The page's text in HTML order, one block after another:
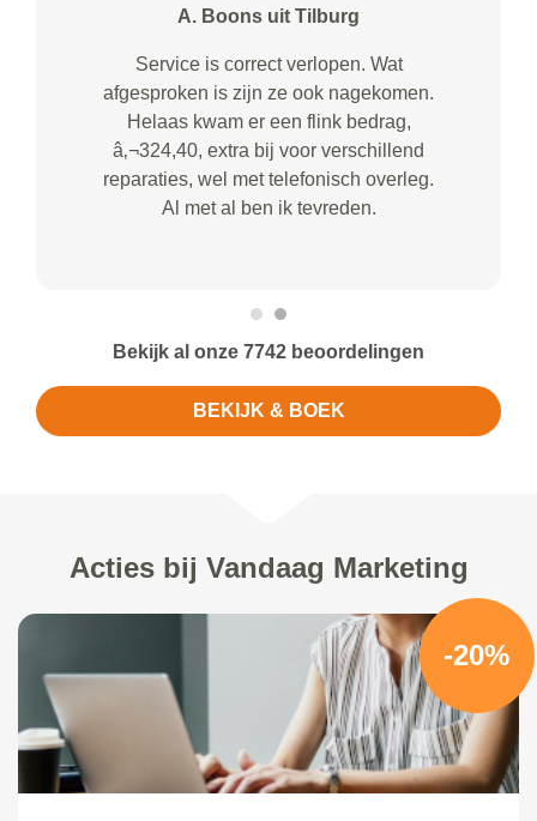
A. Boons uit Tilburg
Service is correct verlopen. Wat
afgesproken is zijn ze ook nagekomen.
Helaas kwam er een flink bedrag,
â‚¬324,40, extra bij voor verschillend
reparaties, wel met telefonisch overleg.
Al met al ben ik tevreden.
Bekijk al onze 7742 beoordelingen
BEKIJK & BOEK
Acties bij Vandaag Marketing
-20%